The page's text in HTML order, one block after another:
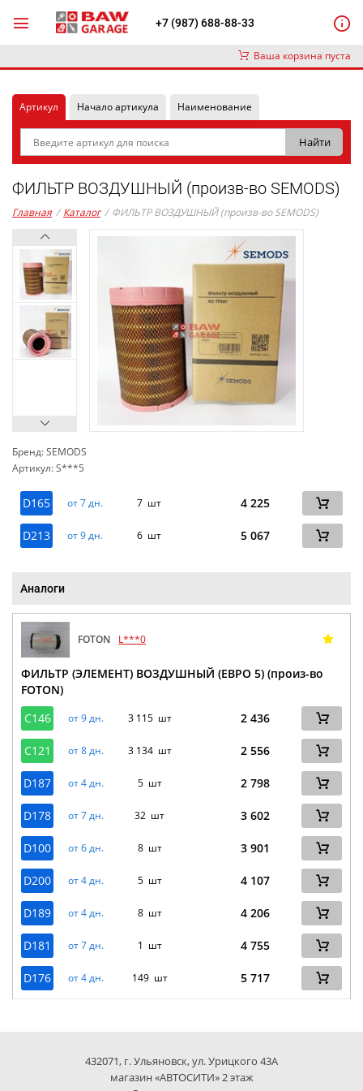
+7 (987) 688-88-33
Ваша корзина пуста
Артикул Начало артикула Наименование
ФИЛЬТР ВОЗДУШНЫЙ (произв-во SEMODS)
Главная / Каталог / ФИЛЬТР ВОЗДУШНЫЙ (произв-во SEMODS)
Бренд: SEMODS
Артикул: S***5
D165 от 7 дн. 7 шт 4 225
D213 от 9 дн. 6 шт 5 067
Аналоги
FOTON L***0
ФИЛЬТР (ЭЛЕМЕНТ) ВОЗДУШНЫЙ (ЕВРО 5) (произ-во
FOTON)
C146
от 9 дн. 3 115 шт 2 436
C121 от 8 дн. 3 134 шт 2 556
D187 от 4 дн. 5 шт 2 798
D178 от 7 дн. 32 шт 3 602
D100 от 6 дн. 8 шт 3 901
D200 от 4 дн. 5 шт 4 107
D189 от 4 дн. 8 шт 4 206
D181 от 7 дн. 1 шт 4 755
D176 от 4 дн. 149 шт 5 717
432071, г. Ульяновск, ул. Урицкого 43А
магазин «АВТОСИТИ» 2 этаж